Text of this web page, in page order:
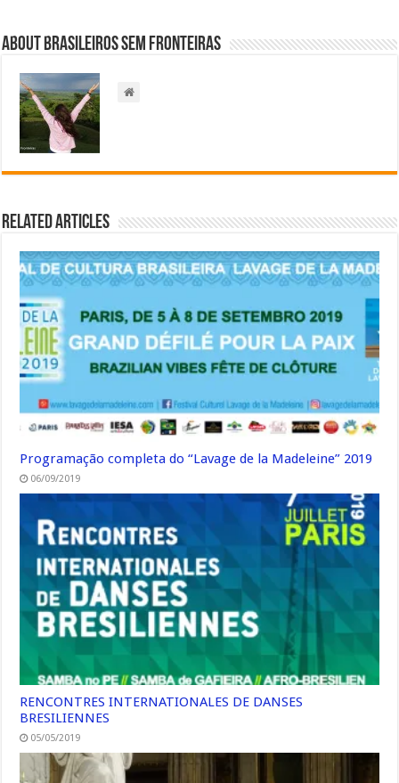
About Brasileiros Sem Fronteiras
Related Articles
Programação completa do “Lavage de la Madeleine” 2019
06/09/2019
RENCONTRES INTERNATIONALES DE DANSES
BRESILIENNES
05/05/2019